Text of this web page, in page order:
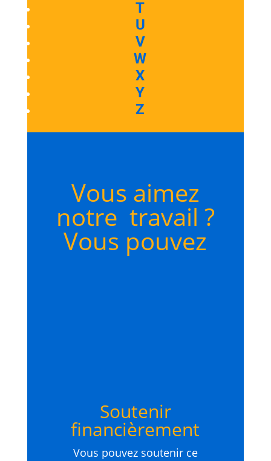
T
U
V
W
X
Y
Z
Vous aimez
notre travail ?
Vous pouvez
Soutenir
financièrement
Vous pouvez soutenir ce